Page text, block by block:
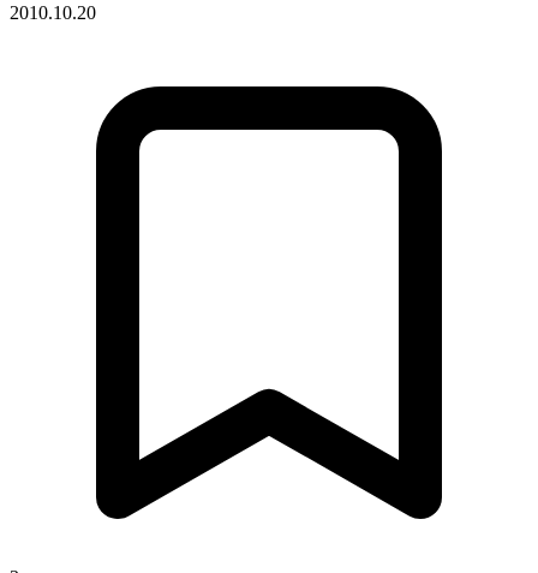
2010.10.20